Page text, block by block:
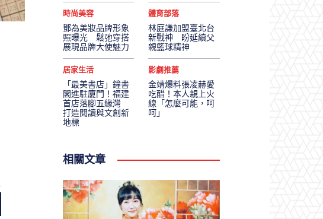
時尚美容
鄧為美妝品牌形象
照曝光 鬆弛穿搭
展現品牌大使魅力
體育部落
林庭謙加盟臺北台
新戰神 盼延續父
親籃球精神
居家生活
「最美書店」鐘書
閣進駐廈門！福建
首店落腳五緣灣
打造閱讀與文創新
地標
影劇推薦
金靖爆料張凌赫愛
吃醋！本人親上火
線「怎麼可能，呵
呵」
相關文章